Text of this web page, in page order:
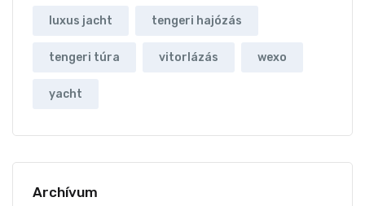
luxus jacht tengeri hajózás
tengeri túra vitorlázás wexo
yacht
Archívum